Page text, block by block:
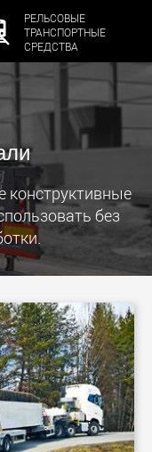
РЕЛЬСОВЫЕ
ТРАНСПОРТНЫЕ
СРЕДСТВА
конструктивные
без